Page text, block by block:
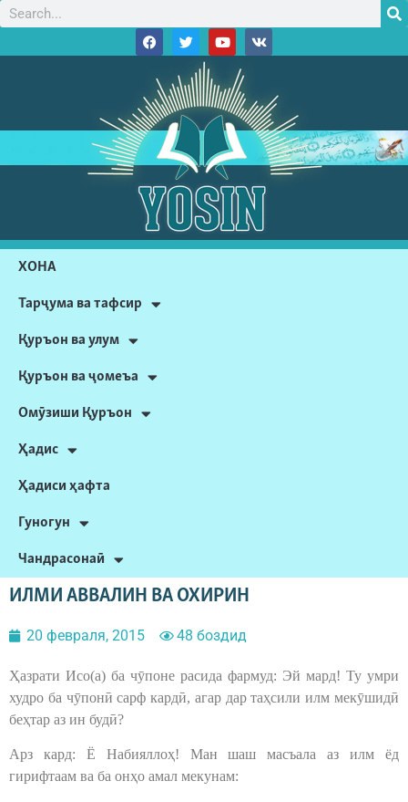
ХОНА
Тарҷума ва тафсир
Қуръон ва улум
Қуръон ва ҷомеъа
Омӯзиши Қуръон
Ҳадис
Ҳадиси ҳафта
Гуногун
Чандрасонаӣ
ИЛМИ АВВАЛИН ВА ОХИРИН
20 февраля, 2015 48 боздид
Ҳазрати Исо(а) ба чӯпоне расида фармуд: Эй мард! Ту умри
худро ба чӯпонӣ сарф кардӣ, агар дар таҳсили илм мекӯшидӣ
беҳтар аз ин будӣ?
Арз кард: Ё Набияллоҳ! Ман шаш масъала аз илм ёд
гирифтаам ва ба онҳо амал мекунам: